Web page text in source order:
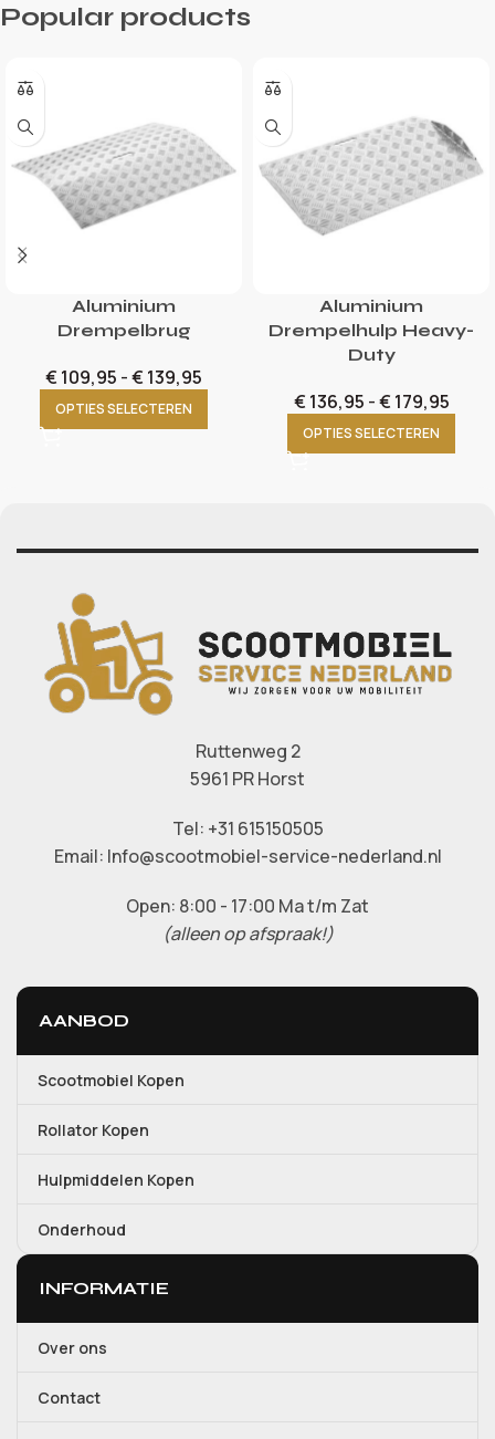
Popular products
Aluminium
Drempelbrug
€ 109,95 -€ 139,95
OPTIES SELECTEREN
Aluminium
Drempelhulp Heavy-
Duty
€ 136,95 -€ 179,95
OPTIES SELECTEREN
Ruttenweg 2
5961 PR Horst
Tel: +31 615150505
Email: Info@scootmobiel-service-nederland.nl
Open: 8:00 - 17:00 Ma t/m Zat
(alleen op afspraak!)
AANBOD
Scootmobiel Kopen
Rollator Kopen
Hulpmiddelen Kopen
Onderhoud
INFORMATIE
Over ons
Contact